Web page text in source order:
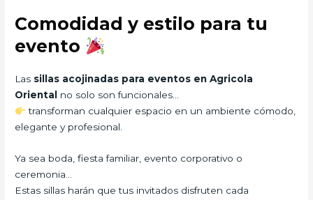
Comodidad y estilo para tu
evento
Las sillas acojinadas para eventos en Agricola
Oriental no solo son funcionales…
transforman cualquier espacio en un ambiente cómodo,
elegante y profesional.
Ya sea boda, fiesta familiar, evento corporativo o
ceremonia…
Estas sillas harán que tus invitados disfruten cada